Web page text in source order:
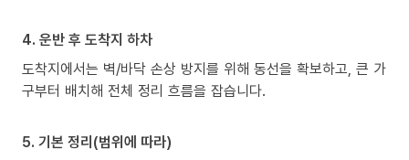
4. 운반 후 도착지 하차
도착지에서는 벽/바닥 손상 방지를 위해 동선을 확보하고, 큰 가
구부터 배치해 전체 정리 흐름을 잡습니다.
5. 기본 정리(범위에 따라)